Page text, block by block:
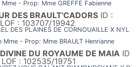
- Prop: Mme GREFFE Fabienne
DES BRAULT'CADORS ID :
: 103707/19942
DES PLAINES DE CORNOUAILLE X NYLA
Mme - Prop: Mme BRAULT Henrianne
DU ROYAUME DE MAIA ID :
: 102535/19751